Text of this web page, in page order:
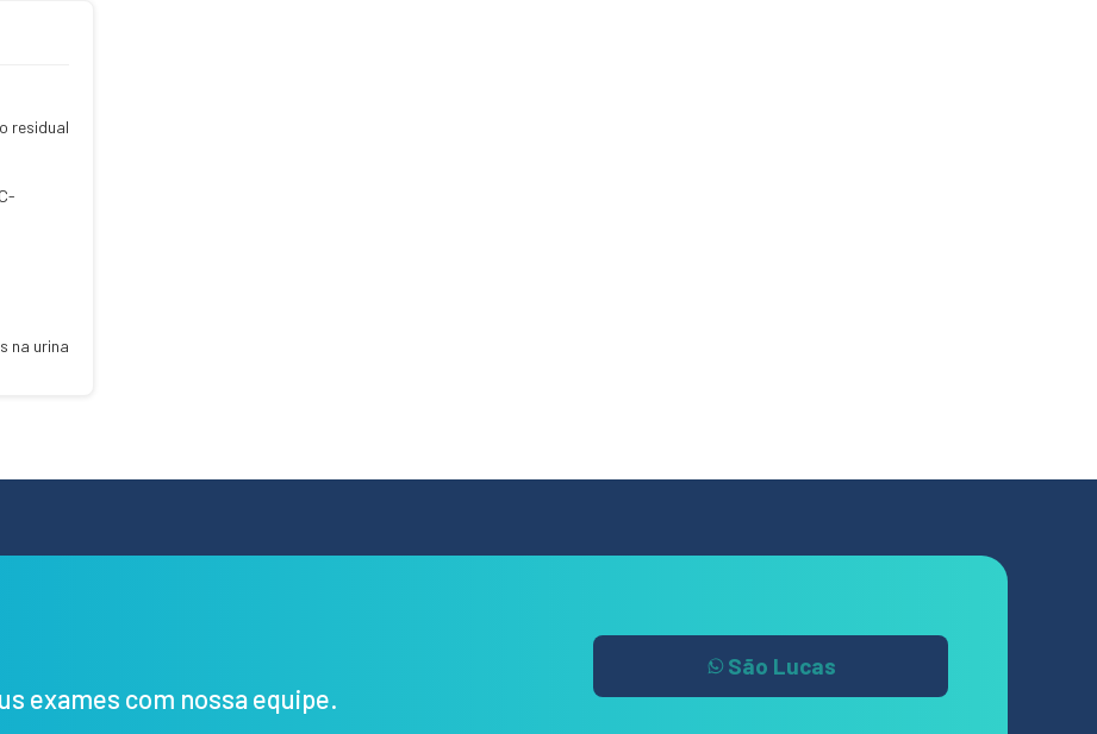
residual
na urina
exames com nossa equipe.
São Lucas